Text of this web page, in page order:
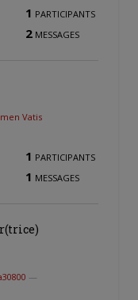
1 PARTICIPANTS
2 MESSAGES
Vatis
1 PARTICIPANTS
1 MESSAGES
—